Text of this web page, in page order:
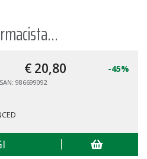
€ 20,80 -45%
986699092